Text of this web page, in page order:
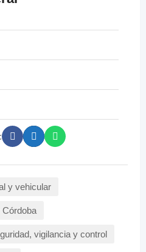
y vehicular
Córdoba
vigilancia y control